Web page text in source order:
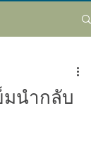
มนำกลับ